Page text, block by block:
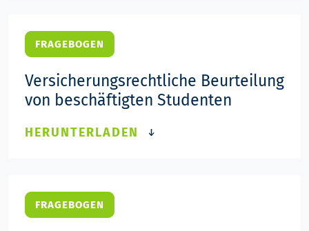
FRAGEBOGEN
Versicherungsrechtliche Beurteilung
von beschäftigten Studenten
HERUNTERLADEN
FRAGEBOGEN